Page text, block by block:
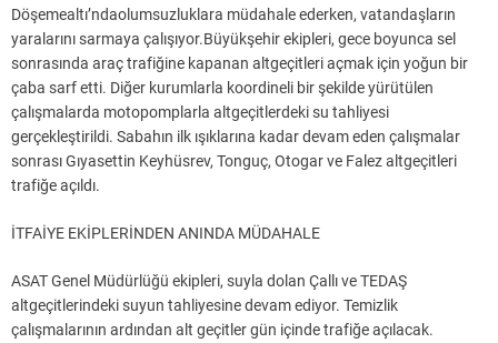
Döşemealtı’ndaolumsuzluklara müdahale ederken, vatandaşların
yaralarını sarmaya çalışıyor.Büyükşehir ekipleri, gece boyunca sel
sonrasında araç trafiğine kapanan altgeçitleri açmak için yoğun bir
çaba sarf etti. Diğer kurumlarla koordineli bir şekilde yürütülen
çalışmalarda motopomplarla altgeçitlerdeki su tahliyesi
gerçekleştirildi. Sabahın ilk ışıklarına kadar devam eden çalışmalar
sonrası Gıyasettin Keyhüsrev, Tonguç, Otogar ve Falez altgeçitleri
trafiğe açıldı.
İTFAİYE EKİPLERİNDEN ANINDA MÜDAHALE
ASAT Genel Müdürlüğü ekipleri, suyla dolan Çallı ve TEDAŞ
altgeçitlerindeki suyun tahliyesine devam ediyor. Temizlik
çalışmalarının ardından alt geçitler gün içinde trafiğe açılacak.